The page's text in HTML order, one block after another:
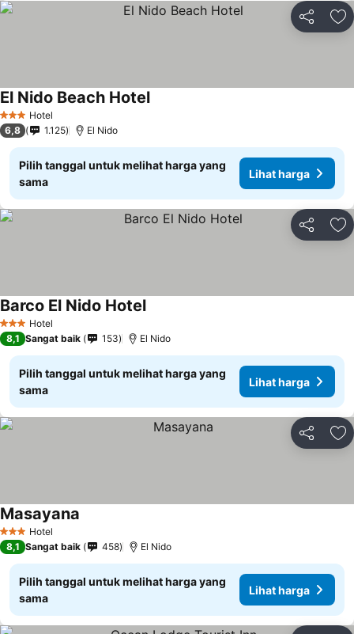
Bagikan
3 BintangHotel
El Nido Beach HotelLihat harga
6,8 1.125 El Nido
Pilih tanggal untuk melihat harga yang
sama
Lihat harga
Bagikan
3 BintangHotel
Barco El Nido HotelLihat harga
8,1 Sangat baik 153 El Nido
Pilih tanggal untuk melihat harga yang
sama
Lihat harga
Bagikan
3 BintangHotel
Masayana
8,1 Sangat baik 458 El Nido
Pilih tanggal untuk melihat harga yang
sama
Lihat harga